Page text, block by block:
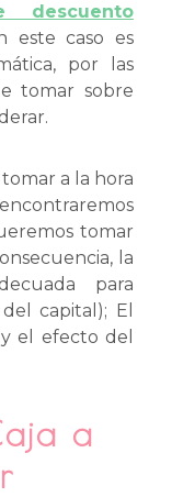
este caso es
por las
tomar sobre
a la hora
tomar
la
para
capital); El
el efecto del
a